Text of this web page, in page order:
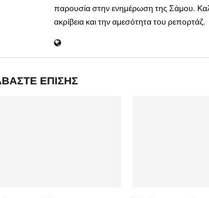
παρουσία στην ενημέρωση της Σάμου.
ακρίβεια και την αμεσότητα του ρεπορτάζ.
ΕΠΊΣΗΣ